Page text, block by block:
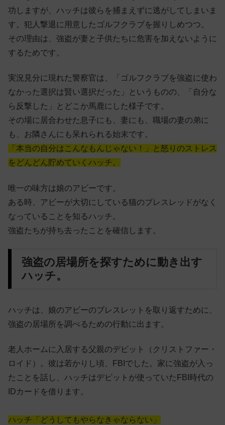
功しますが、ハッチは彼らを捕まえずに逃がしてしまいま
す。犯人撃退に用意したゴルフクラブを握りしめつつ。
その理由は、強盗が妻と子供たちに危害を加えないように
するためです。
実況見分に現れた警察官は、「ゴルフクラブを強盗に使わ
なかった選択は賢い選択だった」というものの、「自分な
ら反撃した」とどこか馬鹿にした様子です。
その場に居合わせた息子にも、妻にも、職場の妻の弟に
も、お隣さんにも呆れられる始末です。
「本当の自分はこんなもんじゃない！」と怒りのストレス
をどんどん貯めていくハッチ。
唯一の味方は娘のアビーです。
ある時、アビーが大切にしている猫のブレスレッドがなく
なっていることを知るハッチ。
強盗たちが持ち去ったことを確信します。
強盗の居場所を探すために動き出す
ハッチ。
ハッチは、娘のアビーのブレスレットを取り返すために、
強盗の居場所を調べるための行動に出ます。
老人ホームに入居する父親のデビット（クリストファー・
ロイド）。彼は若かりし頃、FBIでした。家に強盗が入っ
たことを話し、ハッチはデビットが使っていたFBI時代の
IDカードを借ります。
ハッチ「どうしてもやらなきゃならない」